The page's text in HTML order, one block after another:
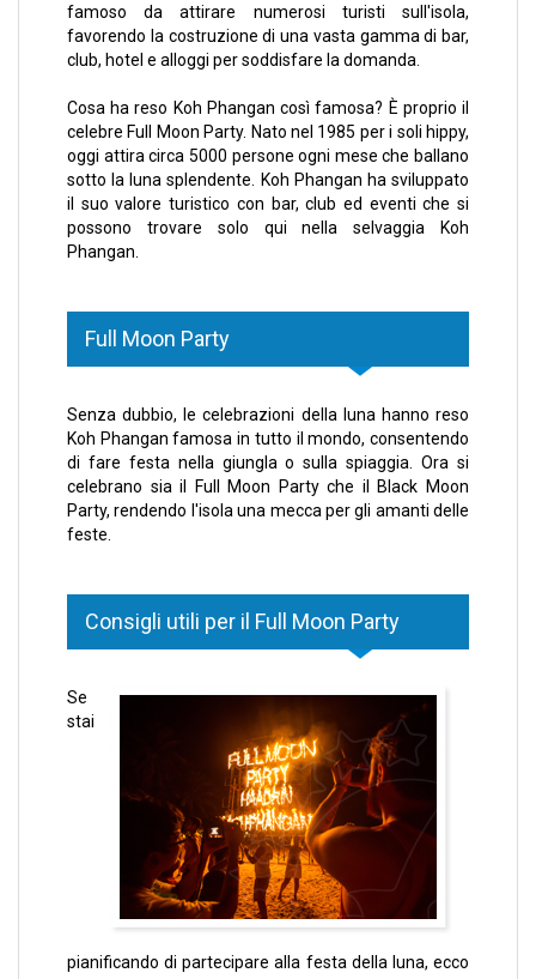
famoso da attirare numerosi turisti sull'isola,
favorendo la costruzione di una vasta gamma di bar,
club, hotel e alloggi per soddisfare la domanda.
Cosa ha reso Koh Phangan così famosa? È proprio il
celebre Full Moon Party. Nato nel 1985 per i soli hippy,
oggi attira circa 5000 persone ogni mese che ballano
sotto la luna splendente. Koh Phangan ha sviluppato
il suo valore turistico con bar, club ed eventi che si
possono trovare solo qui nella selvaggia Koh
Phangan.
Full Moon Party
Senza dubbio, le celebrazioni della luna hanno reso
Koh Phangan famosa in tutto il mondo, consentendo
di fare festa nella giungla o sulla spiaggia. Ora si
celebrano sia il Full Moon Party che il Black Moon
Party, rendendo l'isola una mecca per gli amanti delle
feste.
Consigli utili per il Full Moon Party
Se
stai
pianificando di partecipare alla festa della luna, ecco